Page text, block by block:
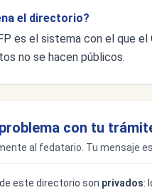
el directorio?
es el sistema con el que
no se hacen públicos.
con tu
al fedatario. Tu mensaje es
este directorio son privados: